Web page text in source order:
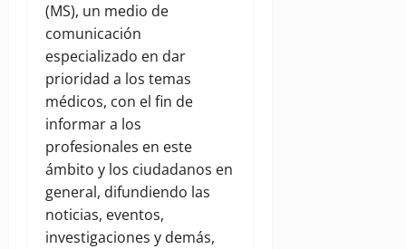
(MS), un medio de
comunicación
especializado en dar
prioridad a los temas
médicos, con el fin de
informar a los
profesionales en este
ámbito y los ciudadanos en
general, difundiendo las
noticias, eventos,
investigaciones y demás,